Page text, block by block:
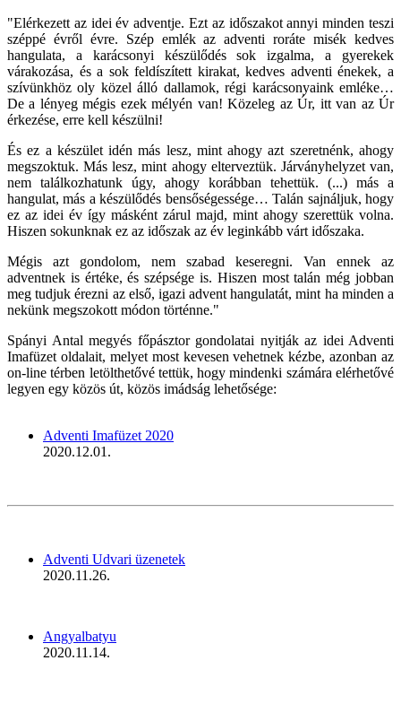
"Elérkezett az idei év adventje. Ezt az időszakot annyi minden teszi
széppé évről évre. Szép emlék az adventi roráte misék kedves
hangulata, a karácsonyi készülődés sok izgalma, a gyerekek
várakozása, és a sok feldíszített kirakat, kedves adventi énekek, a
szívünkhöz oly közel álló dallamok, régi karácsonyaink emléke…
De a lényeg mégis ezek mélyén van! Közeleg az Úr, itt van az Úr
érkezése, erre kell készülni!
És ez a készület idén más lesz, mint ahogy azt szeretnénk, ahogy
megszoktuk. Más lesz, mint ahogy elterveztük. Járványhelyzet van,
nem találkozhatunk úgy, ahogy korábban tehettük. (...) más a
hangulat, más a készülődés bensőségessége… Talán sajnáljuk, hogy
ez az idei év így másként zárul majd, mint ahogy szerettük volna.
Hiszen sokunknak ez az időszak az év leginkább várt időszaka.
Mégis azt gondolom, nem szabad keseregni. Van ennek az
adventnek is értéke, és szépsége is. Hiszen most talán még jobban
meg tudjuk érezni az első, igazi advent hangulatát, mint ha minden a
nekünk megszokott módon történne."
Spányi Antal megyés főpásztor gondolatai nyitják az idei Adventi
Imafüzet oldalait, melyet most kevesen vehetnek kézbe, azonban az
on-line térben letölthetővé tettük, hogy mindenki számára elérhetővé
legyen egy közös út, közös imádság lehetősége:
Adventi Imafüzet 2020
2020.12.01.
Adventi Udvari üzenetek
2020.11.26.
Angyalbatyu
2020.11.14.